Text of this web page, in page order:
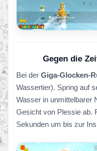
Gegen die
Bei der Giga-Glocken-
Wassertier). Spring auf
Wasser in unmittelbarer
Gesicht von Plessie ab.
Sekunden um bis zur